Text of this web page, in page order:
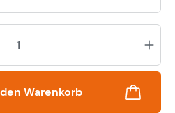
Warenkorb